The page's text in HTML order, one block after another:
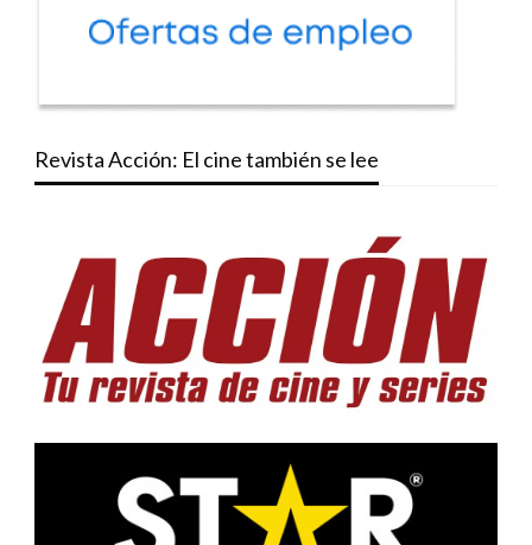
Revista Acción: El cine también se lee